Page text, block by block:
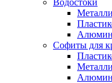
Водостоки
Софиты для